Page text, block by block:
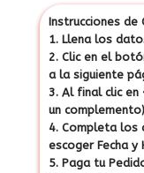
Instrucciones de
1. Llena los
2. Clic en el
a la siguiente
3. Al final clic en
un complemento)
4. Completa los
escoger Fecha y
5. Paga tu